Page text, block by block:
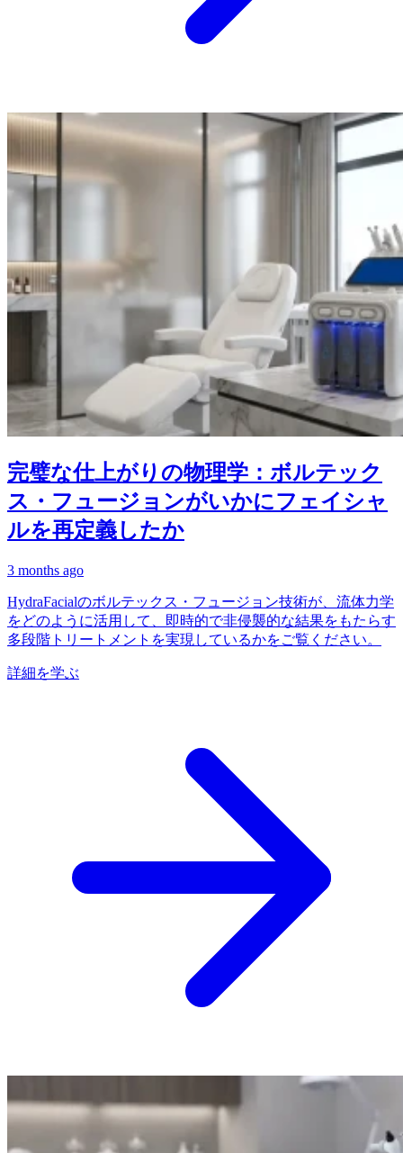
完璧な仕上がりの物理学：ボルテック
ス・フュージョンがいかにフェイシャ
ルを再定義したか
3 months ago
HydraFacialのボルテックス・フュージョン技術が、流体力学
をどのように活用して、即時的で非侵襲的な結果をもたらす
多段階トリートメントを実現しているかをご覧ください。
詳細を学ぶ